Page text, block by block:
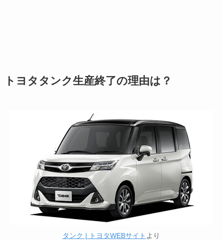
トヨタタンク生産終了の理由は？
タンク | トヨタWEBサイト より